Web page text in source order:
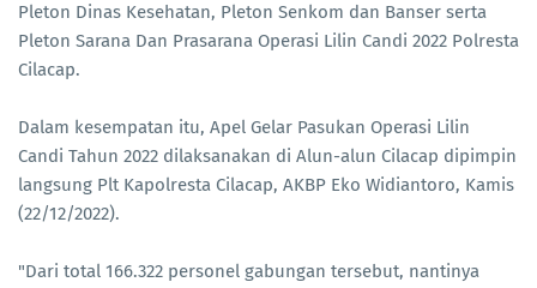
Pleton Dinas Kesehatan, Pleton Senkom dan Banser serta
Pleton Sarana Dan Prasarana Operasi Lilin Candi 2022 Polresta
Cilacap.
Dalam kesempatan itu, Apel Gelar Pasukan Operasi Lilin
Candi Tahun 2022 dilaksanakan di Alun-alun Cilacap dipimpin
langsung Plt Kapolresta Cilacap, AKBP Eko Widiantoro, Kamis
(22/12/2022).
"Dari total 166.322 personel gabungan tersebut, nantinya